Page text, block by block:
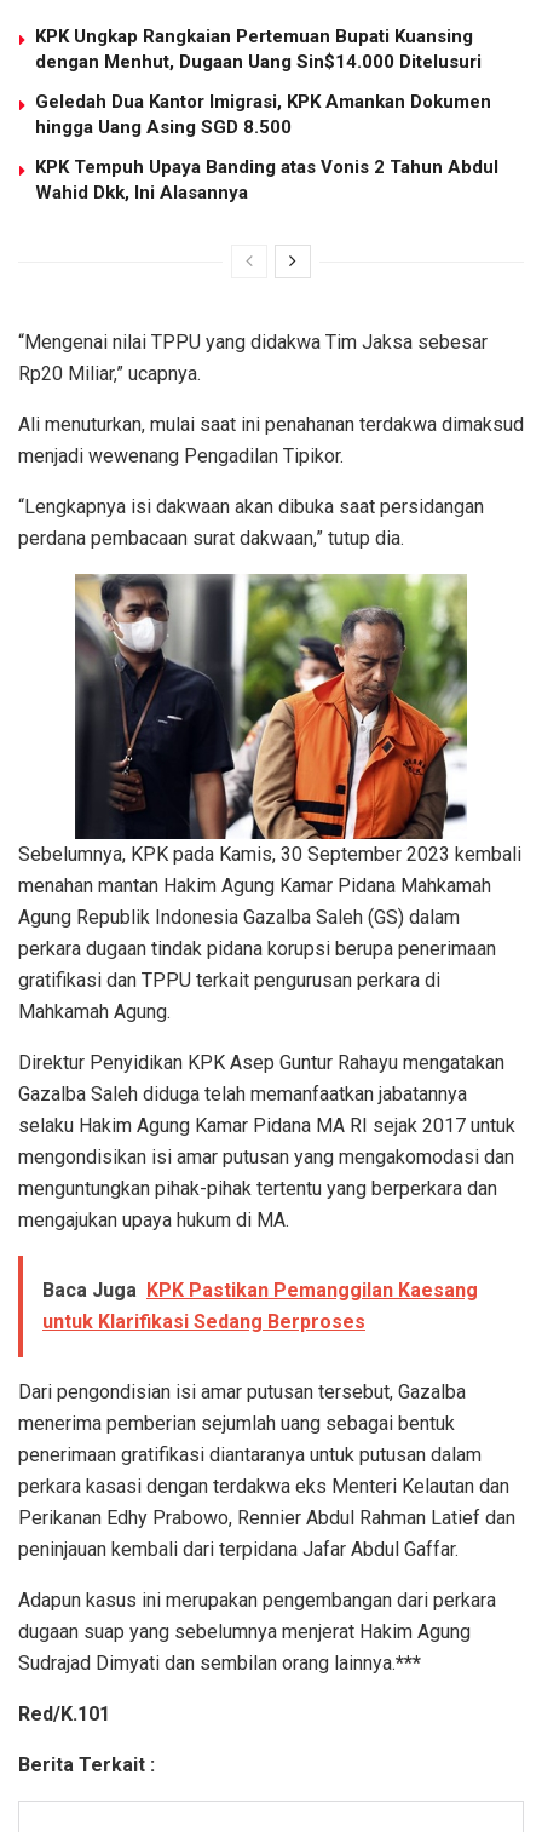
KPK Ungkap Rangkaian Pertemuan Bupati Kuansing
dengan Menhut, Dugaan Uang Sin$14.000 Ditelusuri
Geledah Dua Kantor Imigrasi, KPK Amankan Dokumen
hingga Uang Asing SGD 8.500
KPK Tempuh Upaya Banding atas Vonis 2 Tahun Abdul
Wahid Dkk, Ini Alasannya
“Mengenai nilai TPPU yang didakwa Tim Jaksa sebesar
Rp20 Miliar,” ucapnya.
Ali menuturkan, mulai saat ini penahanan terdakwa dimaksud
menjadi wewenang Pengadilan Tipikor.
“Lengkapnya isi dakwaan akan dibuka saat persidangan
perdana pembacaan surat dakwaan,” tutup dia.
Sebelumnya, KPK pada Kamis, 30 September 2023 kembali
menahan mantan Hakim Agung Kamar Pidana Mahkamah
Agung Republik Indonesia Gazalba Saleh (GS) dalam
perkara dugaan tindak pidana korupsi berupa penerimaan
gratifikasi dan TPPU terkait pengurusan perkara di
Mahkamah Agung.
Direktur Penyidikan KPK Asep Guntur Rahayu mengatakan
Gazalba Saleh diduga telah memanfaatkan jabatannya
selaku Hakim Agung Kamar Pidana MA RI sejak 2017 untuk
mengondisikan isi amar putusan yang mengakomodasi dan
menguntungkan pihak-pihak tertentu yang berperkara dan
mengajukan upaya hukum di MA.
Baca Juga KPK Pastikan Pemanggilan Kaesang
untuk Klarifikasi Sedang Berproses
Dari pengondisian isi amar putusan tersebut, Gazalba
menerima pemberian sejumlah uang sebagai bentuk
penerimaan gratifikasi diantaranya untuk putusan dalam
perkara kasasi dengan terdakwa eks Menteri Kelautan dan
Perikanan Edhy Prabowo, Rennier Abdul Rahman Latief dan
peninjauan kembali dari terpidana Jafar Abdul Gaffar.
Adapun kasus ini merupakan pengembangan dari perkara
dugaan suap yang sebelumnya menjerat Hakim Agung
Sudrajad Dimyati dan sembilan orang lainnya.***
Red/K.101
Berita Terkait :